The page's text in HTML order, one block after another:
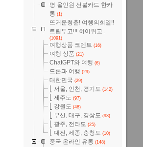
명 올인원 선불카드 한카
통 (1)
뜨거운청춘! 여행의희열!!
트립투고!!! 히어위고..
(1091)
여행상품 코멘트 (16)
여행 상품 (21)
ChatGPT와 여행 (6)
드론과 여행 (29)
대한민국 (29)
⎣ 서울, 인천, 경기도 (142)
⎣ 제주도 (97)
⎣ 강원도 (48)
⎣ 부산, 대구, 경상도 (93)
⎣ 광주, 전라도 (25)
⎣ 대전, 세종, 충청도 (10)
중국 온라인 유통 (148)